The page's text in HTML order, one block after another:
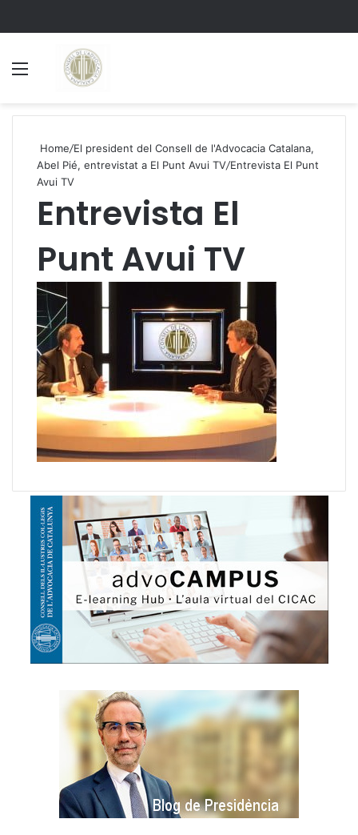
Home/El president del Consell de l'Advocacia Catalana,
Abel Pié, entrevistat a El Punt Avui TV/Entrevista El Punt
Avui TV
Entrevista El
Punt Avui TV